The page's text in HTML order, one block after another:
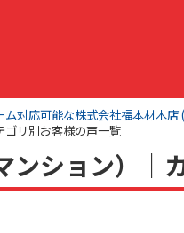
対応可能な株式会社福本材木
リ別お客様の声一覧
ンション）｜